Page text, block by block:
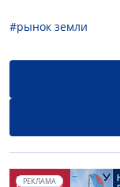
#рынок земли
РЕКЛАМА